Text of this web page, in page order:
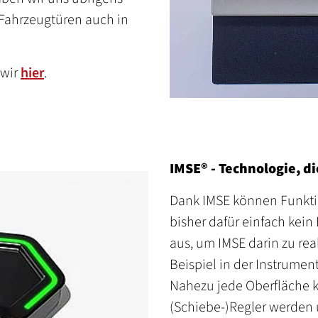
auch in
hier.
IMSE® - Technologie,
Dank IMSE können
bisher dafür einfach kein
aus, um IMSE darin zu
Beispiel in der
Nahezu jede Oberfläche
(Schiebe-)Regler